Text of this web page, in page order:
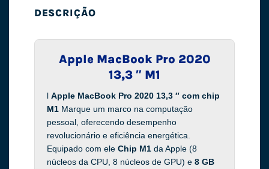
DESCRIÇÃO
Apple MacBook Pro 2020
13,3 ″ M1
l Apple MacBook Pro 2020 13,3 ″ com chip
M1 Marque um marco na computação
pessoal, oferecendo desempenho
revolucionário e eficiência energética.
Equipado com ele Chip M1 da Apple (8
núcleos da CPU, 8 núcleos de GPU) e 8 GB